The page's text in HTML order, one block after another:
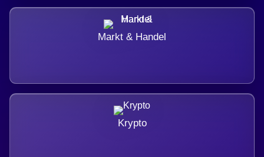
Markt & Handel
Krypto